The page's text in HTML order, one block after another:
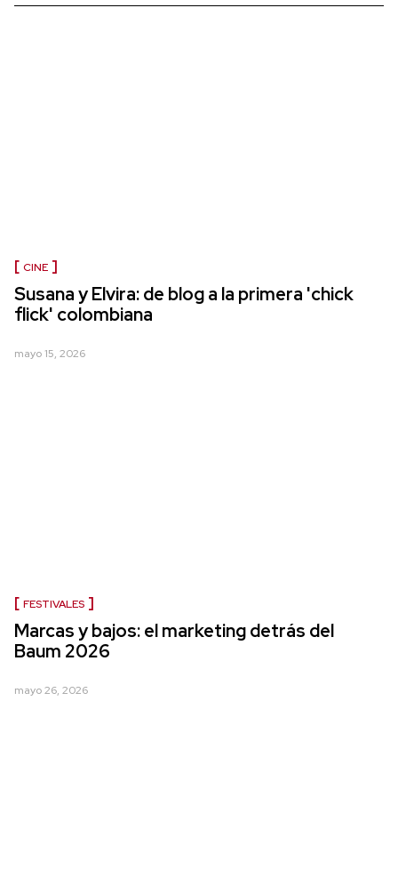
CINE
Susana y Elvira: de blog a la primera 'chick
flick' colombiana
mayo 15, 2026
FESTIVALES
Marcas y bajos: el marketing detrás del
Baum 2026
mayo 26, 2026